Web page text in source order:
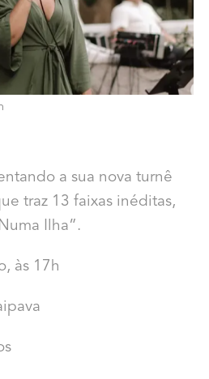
a sua nova turnê
traz 13 faixas inéditas,
Ilha”.
às 17h